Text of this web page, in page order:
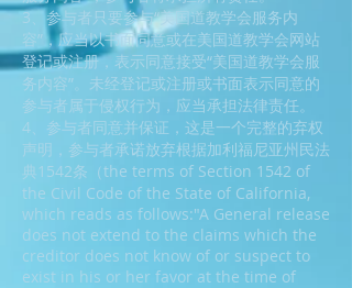
3、参与者只要参与“美国道教学会服务内
容”，应当以书面同意或在美国道教学会网站
登记或注册，表示同意接受“美国道教学会服
务内容”。未经登记或注册或书面表示同意的
参与者属于侵权行为，应当承担法律责任。
4、参与者同意并保证，这是一个完整的弃权
声明，参与者承诺放弃根据加利福尼亚州民法
典1542条（the terms of Section 1542 of
the Civil Code of the State of California,
which reads as follows:"A General release
does not extend to the claims which the
creditor does not know of or suspect to
exist in his or her favor at the time of